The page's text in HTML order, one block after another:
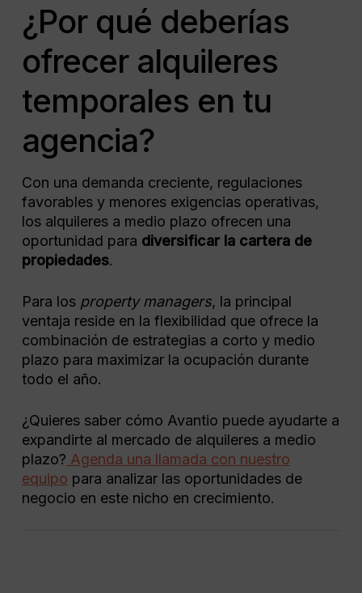
¿Por qué deberías
ofrecer alquileres
temporales en tu
agencia?
Con una demanda creciente, regulaciones
favorables y menores exigencias operativas,
los alquileres a medio plazo ofrecen una
oportunidad para diversificar la cartera de
propiedades.
Para los property managers, la principal
ventaja reside en la flexibilidad que ofrece la
combinación de estrategias a corto y medio
plazo para maximizar la ocupación durante
todo el año.
¿Quieres saber cómo Avantio puede ayudarte a
expandirte al mercado de alquileres a medio
plazo? Agenda una llamada con nuestro
equipo para analizar las oportunidades de
negocio en este nicho en crecimiento.